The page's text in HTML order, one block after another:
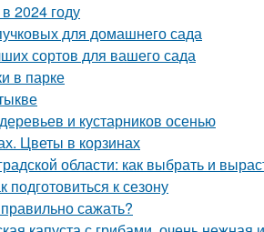
2024 году
для домашнего сада
сортов для вашего сада
в парке
и кустарников осенью
Цветы в корзинах
области: как выбрать и
к сезону
сажать?